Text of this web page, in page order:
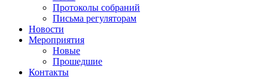
Протоколы собраний
Письма регуляторам
Новости
Мероприятия
Новые
Прошедшие
Контакты